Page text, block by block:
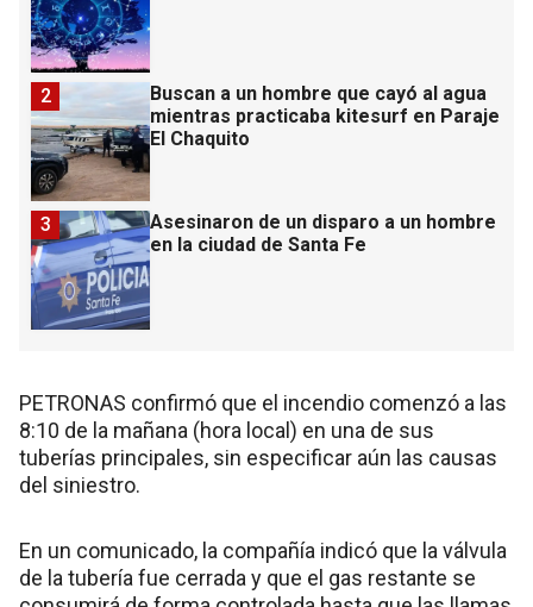
Buscan a un hombre que cayó al agua
mientras practicaba kitesurf en Paraje
El Chaquito
2
Asesinaron de un disparo a un hombre
en la ciudad de Santa Fe
3
PETRONAS confirmó que el incendio comenzó a las
8:10 de la mañana (hora local) en una de sus
tuberías principales, sin especificar aún las causas
del siniestro.
En un comunicado, la compañía indicó que la válvula
de la tubería fue cerrada y que el gas restante se